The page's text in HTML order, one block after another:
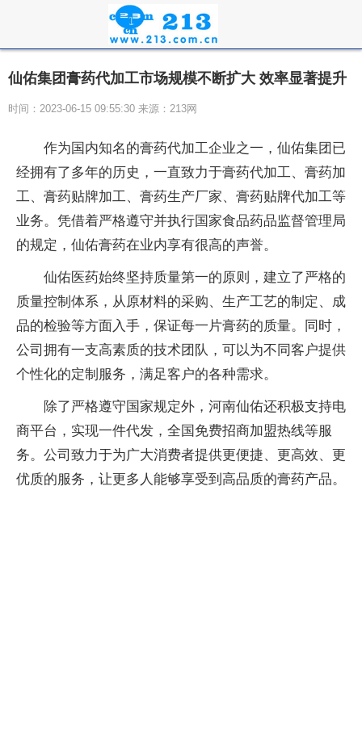
仙佑集团膏药代加工市场规模不断扩大 效率显著提升
时间：2023-06-15 09:55:30 来源：213网
作为国内知名的膏药代加工企业之一，仙佑集团已
经拥有了多年的历史，一直致力于膏药代加工、 膏药加
工、 膏药贴牌加工、 膏药生产厂家、 膏药贴牌代加工等
业务。凭借着严格遵守并执行国家食品药品监督管理局
的规定，仙佑膏药在业内享有很高的声誉。
仙佑医药始终坚持质量第一的原则，建立了严格的
质量控制体系，从原材料的采购、生产工艺的制定、成
品的检验等方面入手，保证每一片膏药的质量。同时，
公司拥有一支高素质的技术团队，可以为不同客户提供
个性化的定制服务，满足客户的各种需求。
除了严格遵守国家规定外，河南仙佑还积极支持电
商平台 ，实现一件代发，全国免费招商加盟热线等服
务。公司致力于为广大消费者提供更便捷、更高效、更
优质的服务，让更多人能够享受到高品质的膏药产品。